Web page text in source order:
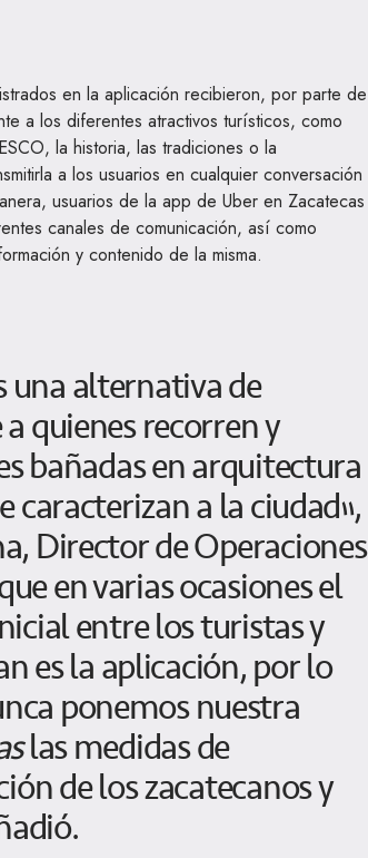
en la aplicación recibieron, por parte de
a los diferentes atractivos turísticos, como
la historia, las tradiciones o la
a los usuarios en cualquier conversación
usuarios de la app de Uber en Zacatecas
canales de comunicación, así como
y contenido de la misma.
una alternativa de
quienes recorren y
bañadas en arquitectura
caracterizan a la ciudad”,
Director de Operaciones
en varias ocasiones el
entre los turistas y
es la aplicación, por lo
ponemos nuestra
las medidas de
de los zacatecanos y